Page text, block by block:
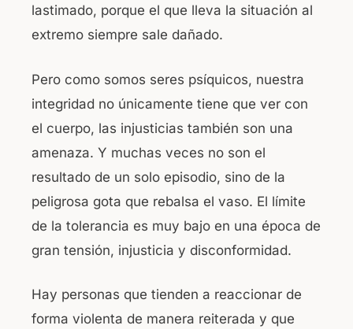
lastimado, porque el que lleva la situación al
extremo siempre sale dañado.
Pero como somos seres psíquicos, nuestra
integridad no únicamente tiene que ver con
el cuerpo, las injusticias también son una
amenaza. Y muchas veces no son el
resultado de un solo episodio, sino de la
peligrosa gota que rebalsa el vaso. El límite
de la tolerancia es muy bajo en una época de
gran tensión, injusticia y disconformidad.
Hay personas que tienden a reaccionar de
forma violenta de manera reiterada y que